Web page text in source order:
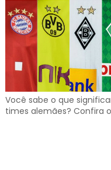
Você sabe o que
times alemães? Confira